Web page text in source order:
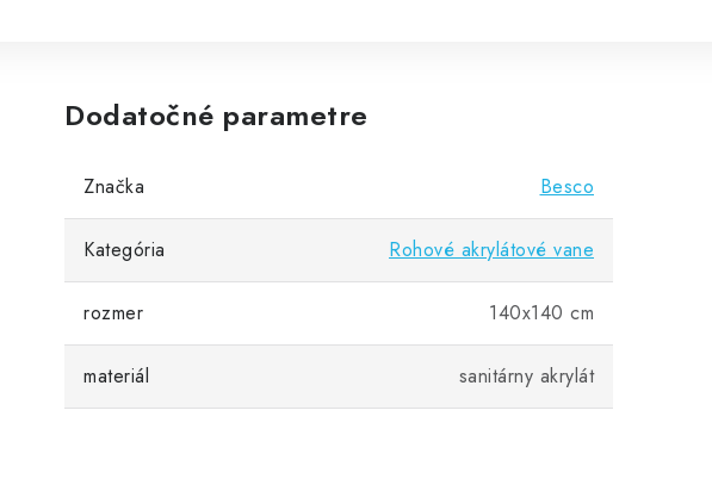
Dodatočné parametre
Značka Besco
Kategória Rohové akrylátové vane
rozmer 140x140 cm
materiál sanitárny akrylát